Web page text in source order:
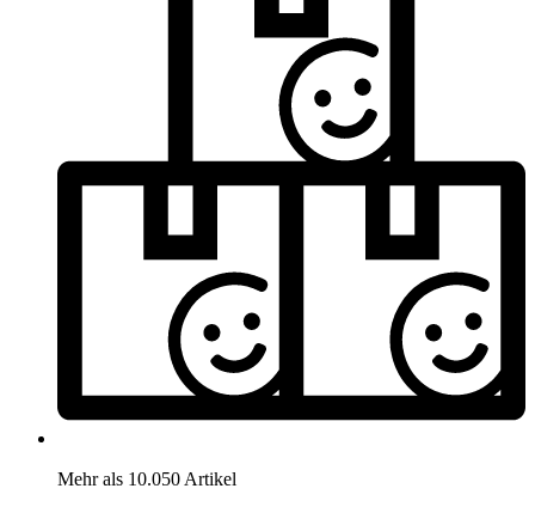
Mehr als 10.050 Artikel